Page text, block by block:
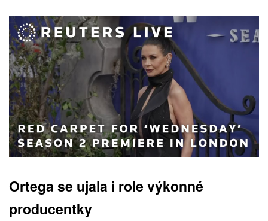
Ortega se ujala i role výkonné
producentky